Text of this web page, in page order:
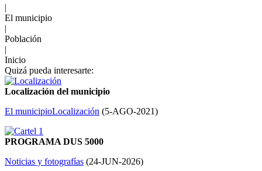
|
El municipio
|
Población
|
Inicio
Quizá pueda interesarte:
Localización del municipio
El municipioLocalización (5-AGO-2021)
PROGRAMA DUS 5000
Noticias y fotografías (24-JUN-2026)